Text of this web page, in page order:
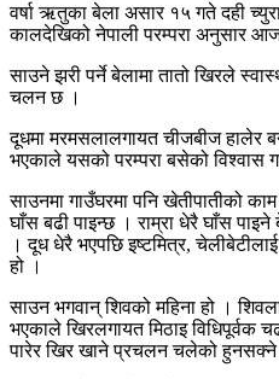
वर्षा ऋतुका बेला असार १५ गते दही
कालदेखिको नेपाली परम्परा अनुसार
साउने झरी पर्ने बेलामा तातो खिरले
चलन छ ।
दूधमा मरमसलालगायत चीजबीज हालेर
भएकाले यसको परम्परा बसेको विश्वास
साउनमा गाउँघरमा पनि खेतीपातीको
घाँस बढी पाइन्छ । राम्रा धेरै घाँस
। दूध धेरै भएपछि इष्टमित्र,
हो ।
साउन भगवान् शिवको महिना हो ।
भएकाले खिरलगायत मिठाइ विधिपूर्वक
पारेर खिर खाने प्रचलन चलेको